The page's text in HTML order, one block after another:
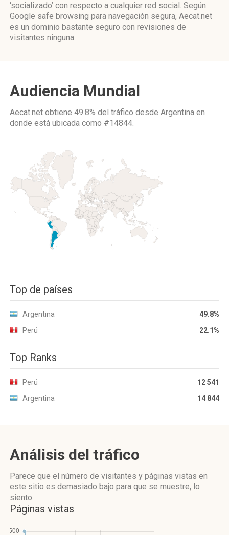
‘socializado’ con respecto a cualquier red social. Según
Google safe browsing para navegación segura, Aecat.net
es un dominio bastante seguro con revisiones de
visitantes ninguna.
Audiencia Mundial
Aecat.net obtiene 49.8% del tráfico desde Argentina en
donde está ubicada como #14844.
Top de países
Argentina
49.8%
Perú
22.1%
Top Ranks
Perú
12 541
Argentina
14 844
Análisis del tráfico
Parece que el número de visitantes y páginas vistas en
este sitio es demasiado bajo para que se muestre, lo
siento.
Páginas vistas